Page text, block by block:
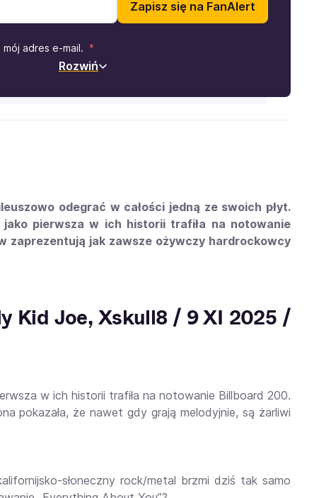
Zapisz się na FanAlert
adres e-mail.
Rozwiń
odegrać w całości jedną ze swoich płyt.
pierwsza w ich historii trafiła na notowanie
zaprezentują jak zawsze ożywczy hardrockowcy
Kid Joe, Xskull8 / 9 XI 2025 /
w ich historii trafiła na notowanie Billboard 200.
pokazała, że nawet gdy grają melodyjnie, są żarliwi
słoneczny rock/metal brzmi dziś tak samo